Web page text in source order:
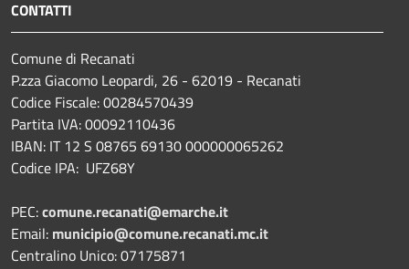
CONTATTI
Comune di Recanati
P.zza Giacomo Leopardi, 26 - 62019 - Recanati
Codice Fiscale: 00284570439
Partita IVA: 00092110436
IBAN: IT 12 S 08765 69130 000000065262
Codice IPA: UFZ68Y
PEC:comune.recanati@emarche.it
Email: municipio@comune.recanati.mc.it
Centralino Unico: 07175871